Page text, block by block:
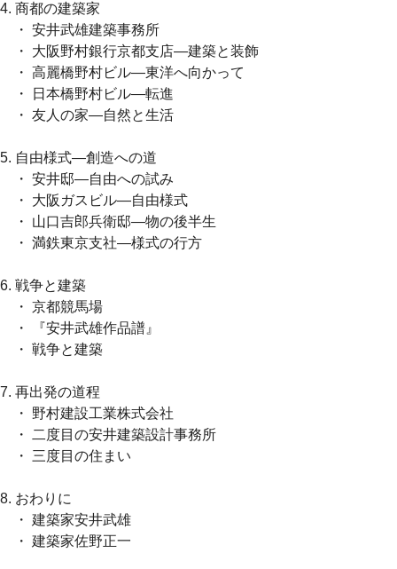
4. 商都の建築家
・ 安井武雄建築事務所
・ 大阪野村銀行京都支店―建築と装飾
・ 高麗橋野村ビル―東洋へ向かって
・ 日本橋野村ビル―転進
・ 友人の家―自然と生活
5. 自由様式―創造への道
・ 安井邸―自由への試み
・ 大阪ガスビル―自由様式
・ 山口吉郎兵衛邸―物の後半生
・ 満鉄東京支社―様式の行方
6. 戦争と建築
・ 京都競馬場
・ 『安井武雄作品譜』
・ 戦争と建築
7. 再出発の道程
・ 野村建設工業株式会社
・ 二度目の安井建築設計事務所
・ 三度目の住まい
8. おわりに
・ 建築家安井武雄
・ 建築家佐野正一